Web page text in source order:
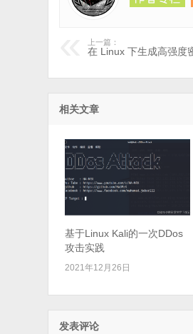
上一篇：
在 Linux 下生成高强度
相关文章
基于Linux Kali的一次DDos
攻击实践
2021年12月26日
发表评论